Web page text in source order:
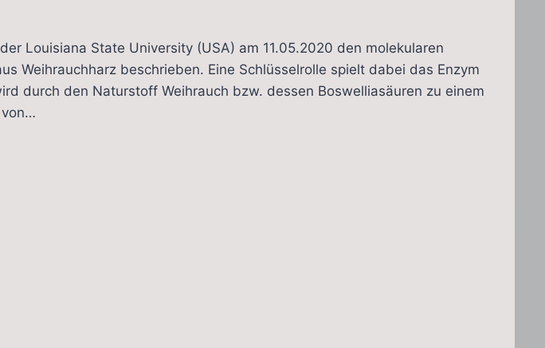
Louisiana State University (USA) am 11.05.2020 den molekularen
Weihrauchharz beschrieben. Eine Schlüsselrolle spielt dabei das Enzym
durch den Naturstoff Weihrauch bzw. dessen Boswelliasäuren zu einem
von…